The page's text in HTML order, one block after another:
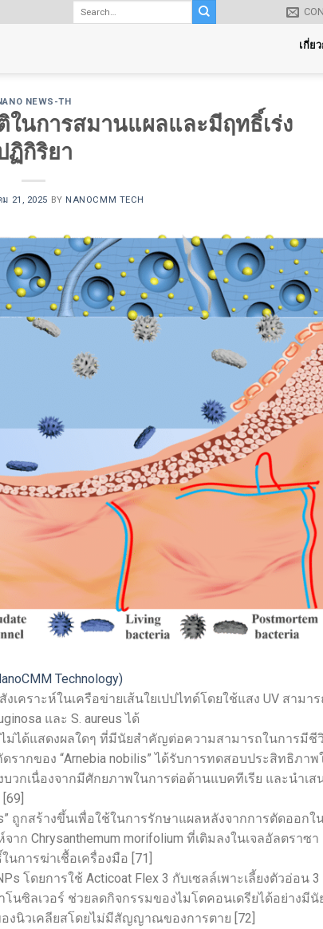
เกี่ย
NEWS-TH
นการสมานแผลและมีฤทธิ์เร่ง
ฏิกิริยา
21, 2025 BY NANOCMM TECH
Technology)
คราะห์ในเครือข่ายเส้นใยเปปไทด์โดยใช้แสง UV สามา
และ S. aureus ได้
ไม่ได้แสดงผลใดๆ ที่มีนัยสำคัญต่อความสามารถในการมีชี
ดรากของ “Arnebia nobilis” ได้รับการทดสอบประสิทธิภาพ
วกเนื่องจากมีศักยภาพในการต่อต้านแบคทีเรีย และนำเส
ถูกสร้างขึ้นเพื่อใช้ในการรักษาแผลหลังจากการตัดออกใ
ก Chrysanthemum morifolium ที่เติมลงในเจลอัลตราซา
การฆ่าเชื้อเครื่องมือ [71]
โดยการใช้ Acticoat Flex 3 กับเซลล์เพาะเลี้ยงตัวอ่อน
นซิลเวอร์ ช่วยลดกิจกรรมของไมโตคอนเดรียได้อย่างมีนั
นิวเคลียสโดยไม่มีสัญญาณของการตาย [72]